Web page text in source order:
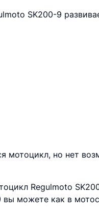
SK200-9
но нет
Regulmoto
можете как в